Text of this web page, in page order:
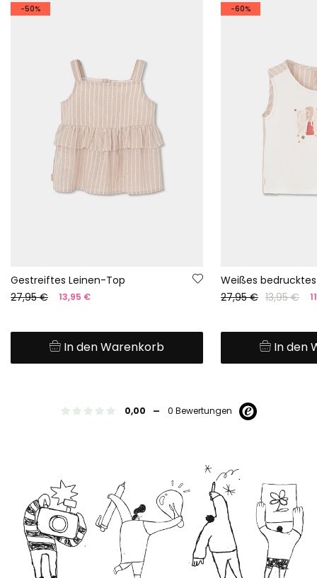
-50%
Gestreiftes Leinen-Top
27,95 €
13,95 €
In den Warenkorb
-60%
Weißes
27,95 € 13,95 €
In den
0,00 - 0 Bewertungen